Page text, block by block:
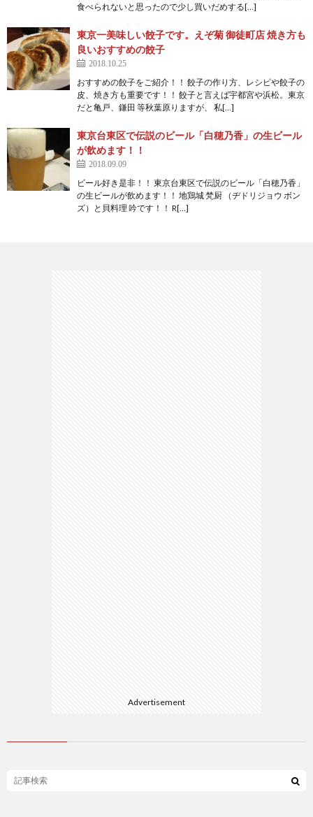
食べられないと思ったので少し買いだめする[…]
東京一美味しい餃子です。えぞ菊 御徒町店 焼き方も
良いおすすめの餃子
2018.10.25
おすすめの餃子をご紹介！！ 餃子の作り方、レシピや餃子の
皮、焼き方も重要です！！ 餃子と言えば宇都宮や浜松。東京
だと亀戸、鎌田 等秋葉原りますが、 私[…]
東京台東区で伝説のビール「白穂乃香」の生ビール
が飲めます！！
2018.09.09
ビール好き是非！！ 東京台東区で伝説のビール「白穂乃香」
の生ビールが飲めます！！ 地鶏城 梵厨 （ヂドリジョウ ボン
ズ）と貝料理 吟です！！ R[…]
Advertisement